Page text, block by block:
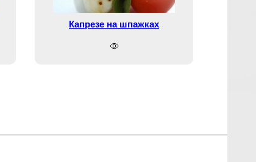
Капрезе на шпажках